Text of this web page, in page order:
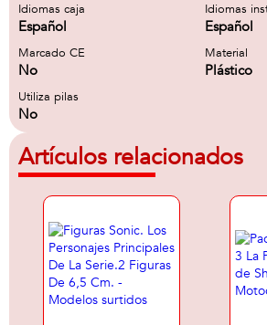
Idiomas caja
Español
Idiomas
Español
Marcado CE
No
Material
Plástico
Utiliza pilas
No
Artículos relacionados